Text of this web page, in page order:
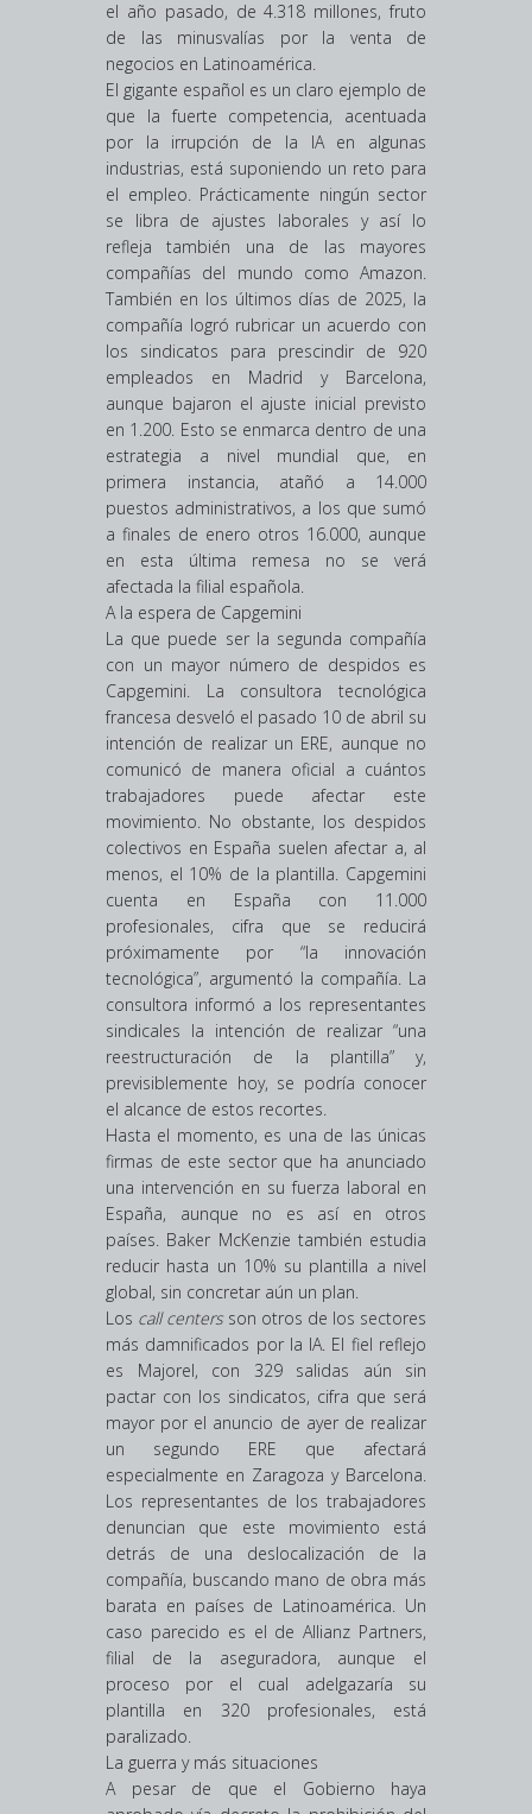
el año pasado, de 4.318 millones, fruto
de las minusvalías por la venta de
negocios en Latinoamérica.
El gigante español es un claro ejemplo de
que la fuerte competencia, acentuada
por la irrupción de la IA en algunas
industrias, está suponiendo un reto para
el empleo. Prácticamente ningún sector
se libra de ajustes laborales y así lo
refleja también una de las mayores
compañías del mundo como Amazon.
También en los últimos días de 2025, la
compañía logró rubricar un acuerdo con
los sindicatos para prescindir de 920
empleados en Madrid y Barcelona,
aunque bajaron el ajuste inicial previsto
en 1.200. Esto se enmarca dentro de una
estrategia a nivel mundial que, en
primera instancia, atañó a 14.000
puestos administrativos, a los que sumó
a finales de enero otros 16.000, aunque
en esta última remesa no se verá
afectada la filial española.
A la espera de Capgemini
La que puede ser la segunda compañía
con un mayor número de despidos es
Capgemini. La consultora tecnológica
francesa desveló el pasado 10 de abril su
intención de realizar un ERE, aunque no
comunicó de manera oficial a cuántos
trabajadores puede afectar este
movimiento. No obstante, los despidos
colectivos en España suelen afectar a, al
menos, el 10% de la plantilla. Capgemini
cuenta en España con 11.000
profesionales, cifra que se reducirá
próximamente por “la innovación
tecnológica”, argumentó la compañía. La
consultora informó a los representantes
sindicales la intención de realizar “una
reestructuración de la plantilla” y,
previsiblemente hoy, se podría conocer
el alcance de estos recortes.
Hasta el momento, es una de las únicas
firmas de este sector que ha anunciado
una intervención en su fuerza laboral en
España, aunque no es así en otros
países. Baker McKenzie también estudia
reducir hasta un 10% su plantilla a nivel
global, sin concretar aún un plan.
Los call centers son otros de los sectores
más damnificados por la IA. El fiel reflejo
es Majorel, con 329 salidas aún sin
pactar con los sindicatos, cifra que será
mayor por el anuncio de ayer de realizar
un segundo ERE que afectará
especialmente en Zaragoza y Barcelona.
Los representantes de los trabajadores
denuncian que este movimiento está
detrás de una deslocalización de la
compañía, buscando mano de obra más
barata en países de Latinoamérica. Un
caso parecido es el de Allianz Partners,
filial de la aseguradora, aunque el
proceso por el cual adelgazaría su
plantilla en 320 profesionales, está
paralizado.
La guerra y más situaciones
A pesar de que el Gobierno haya